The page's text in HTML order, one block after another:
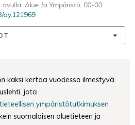
Alue Ja Ympäristö, 00-00.
ay.121969
kaksi kertaa vuodessa ilmestyvä
jota
ympäristötutkimuksen
suomalaisen aluetieteen ja